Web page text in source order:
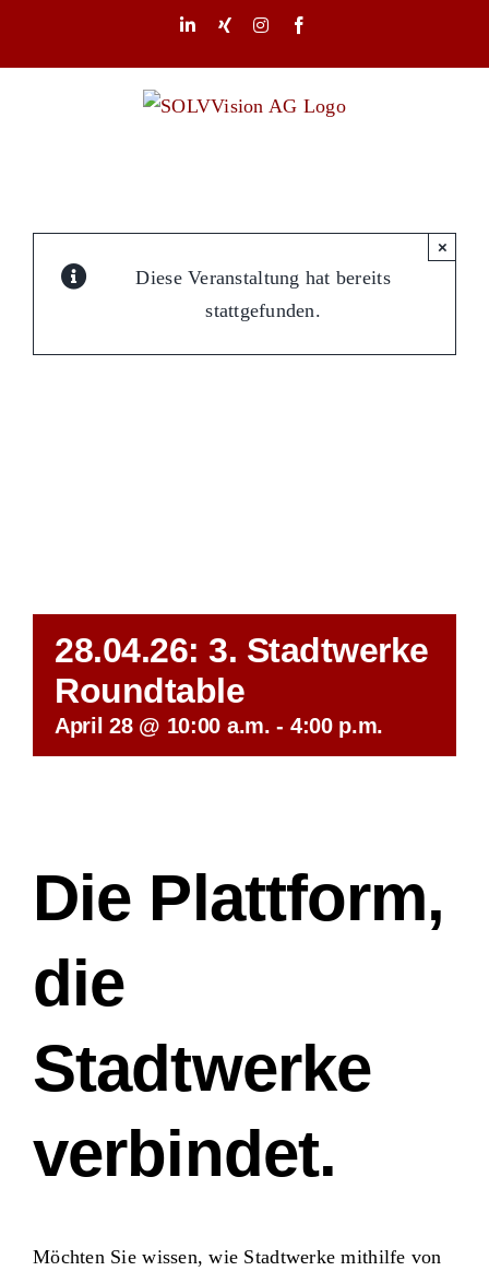
LinkedIn
XingInstagram
Diese Veranstaltung hat bereits
stattgefunden.
×
28.04.26: 3. Stadtwerke
Roundtable
April 28 @ 10:00 a.m. - 4:00 p.m.
Die Plattform,
die
Stadtwerke
verbindet.
Möchten Sie wissen, wie Stadtwerke mithilfe von